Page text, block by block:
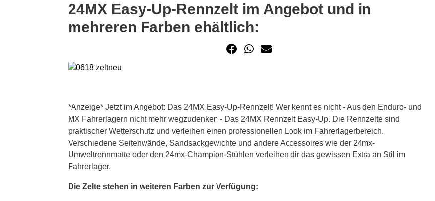
24MX Easy-Up-Rennzelt im Angebot und in
mehreren Farben ehältlich:
*Anzeige* Jetzt im Angebot: Das 24MX Easy-Up-Rennzelt! Wer kennt es nicht - Aus den Enduro- und
MX Fahrerlagern nicht mehr wegzudenken - Das 24MX Rennzelt Easy-Up. Die Rennzelte sind
praktischer Wetterschutz und verleihen einen professionellen Look im Fahrerlagerbereich.
Verschiedene Seitenwände, Sandsackgewichte und andere Accessoires wie der 24mx-
Umweltrennmatte oder den 24mx-Champion-Stühlen verleihen dir das gewissen Extra an Stil im
Fahrerlager.
Die Zelte stehen in weiteren Farben zur Verfügung: